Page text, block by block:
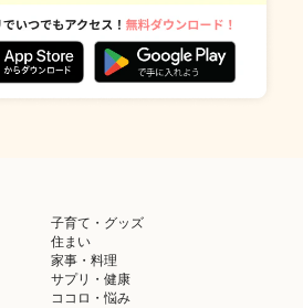
子育て・グッズ
住まい
家事・料理
サプリ・健康
ココロ・悩み